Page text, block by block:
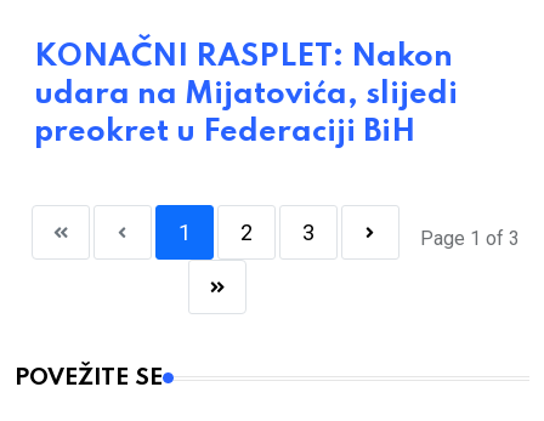
KONAČNI RASPLET: Nakon
udara na Mijatovića, slijedi
preokret u Federaciji BiH
Page 1 of 3
1 2 3
POVEŽITE SE